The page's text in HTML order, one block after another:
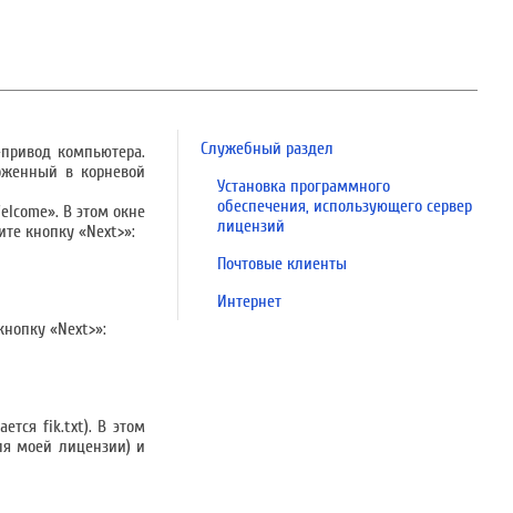
компьютера.
в корневой
В этом окне
кнопку «Next>»:
«Next>»:
fik.txt). В этом
моей лицензии) и
Служебный раздел
Установка программного
обеспечения, использующего сервер
лицензий
Почтовые клиенты
Интернет